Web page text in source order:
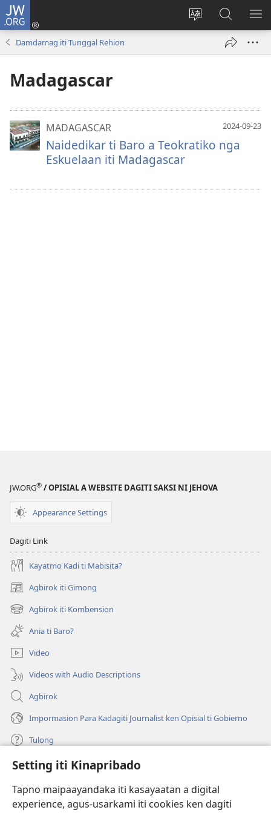
Setting iti Kinapribado
Tapno maipaayandaka iti kasayaatan a digital
experience, agus-usarkami iti cookies ken dagiti
JW.ORG
Baliwan
lengguahe
Ag-
log
(manglukat
window)
Agbirok
iti
JW.ORG
Damdamag iti Tunggal Rehion
Madagascar
2024-09-23
MADAGASCAR
Naidedikar ti Baro a Teokratiko nga
Eskuelaan iti Madagascar
JW.ORG® / OPISIAL A WEBSITE DAGITI SAKSI NI JEHOVA
Appearance Settings
Dagiti Link
Kayatmo Kadi ti Mabisita?
Agbirok iti Gimong
(manglukat
iti
baro
window)
Agbirok iti Kombension
(manglukat
iti
baro
a
window)
Ania ti Baro?
Video
Videos with Audio Descriptions
Agbirok
Impormasion Para Kadagiti Journalist ken Opisial ti Gobierno
Tulong
Donasion
(manglukat
iti
baro
a
Watchtower ONLINE A LIBRARIA
(manglukat